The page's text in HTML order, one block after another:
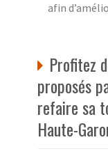
afin
Profitez
proposés
refaire sa
Haute-